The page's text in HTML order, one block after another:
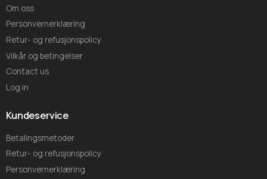
Om oss
Personvernerklæring
Retur- og refusjonspolicy
Vilkår og betingelser
Contact us
Log in
Kundeservice
Betalingsmetoder
Retur- og refusjonspolicy
Personvernerklæring